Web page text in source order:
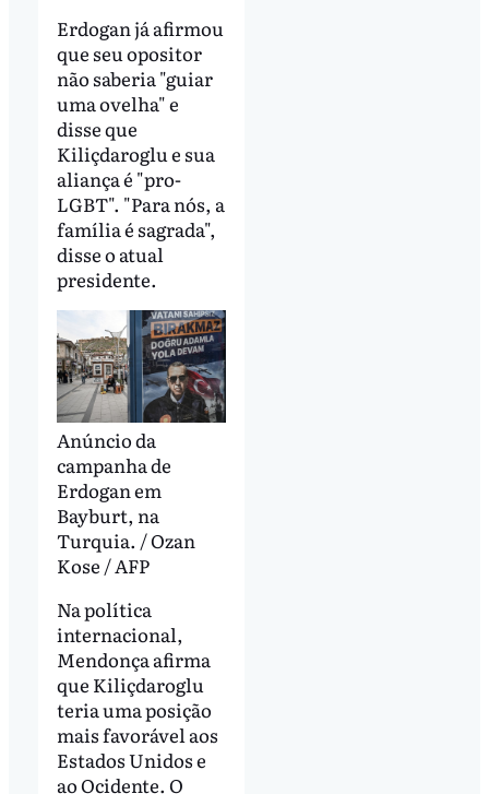
Erdogan já afirmou
que seu opositor
não saberia "guiar
uma ovelha" e
disse que
Kiliçdaroglu e sua
aliança é "pro-
LGBT". "Para nós, a
família é sagrada",
disse o atual
presidente.
Anúncio da
campanha de
Erdogan em
Bayburt, na
Turquia. / Ozan
Kose / AFP
Na política
internacional,
Mendonça afirma
que Kiliçdaroglu
teria uma posição
mais favorável aos
Estados Unidos e
ao Ocidente. O